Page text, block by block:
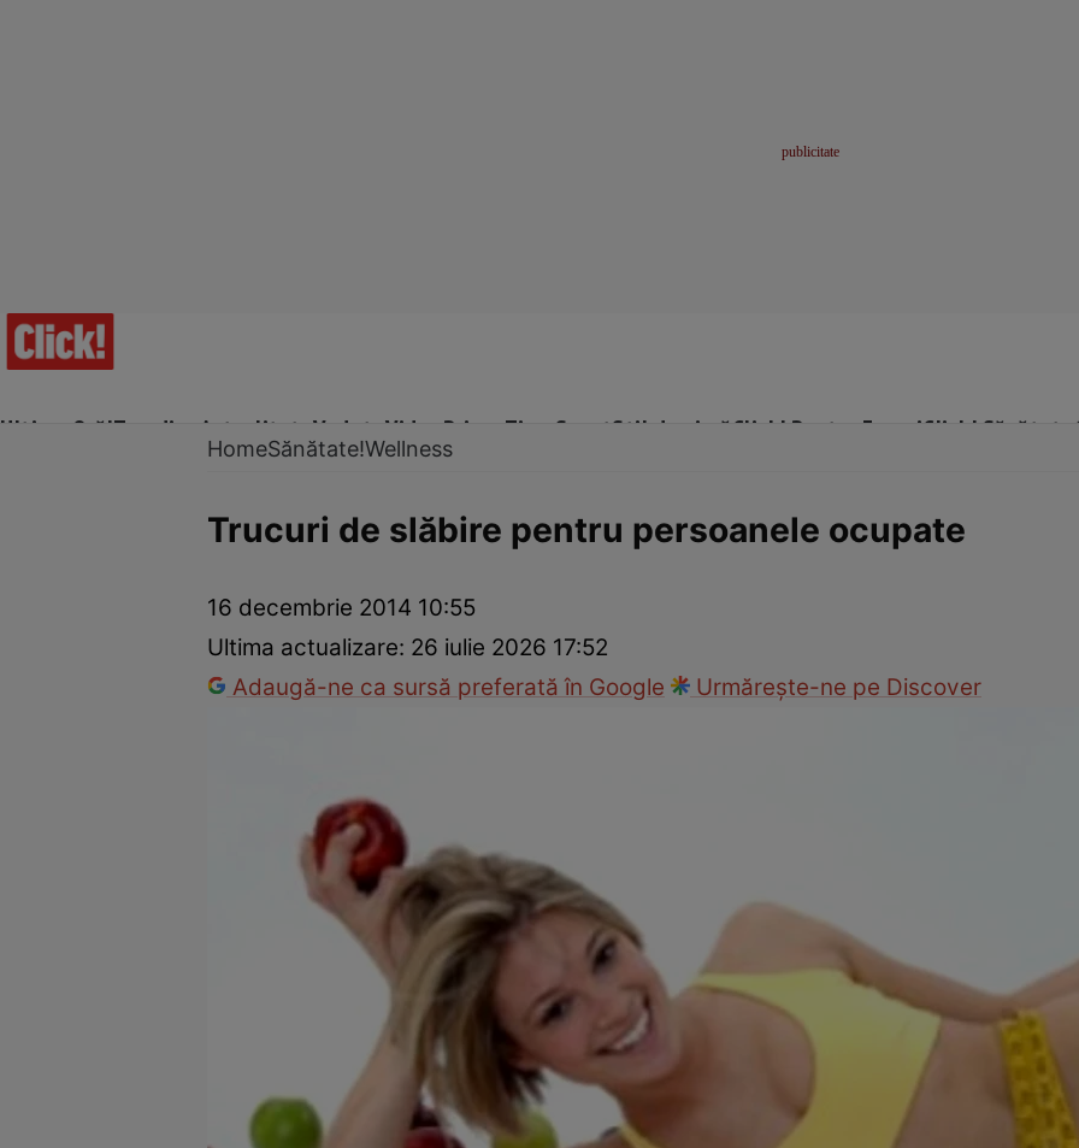
Ultima Oră!Trending Actualitate Vedete Video Prime Time SportStil de viațăClick! Pentru FemeiClick! Sănătate
Prevenție și tratamentRemedii naturisteMedicii răspund
HomeSănătate!Wellness
Trucuri de slăbire pentru persoanele ocupate
16 decembrie 2014 10:55
Ultima actualizare: 26 iulie 2026 17:52
Adaugă-ne ca sursă preferată în Google
Urmărește-ne pe Discover